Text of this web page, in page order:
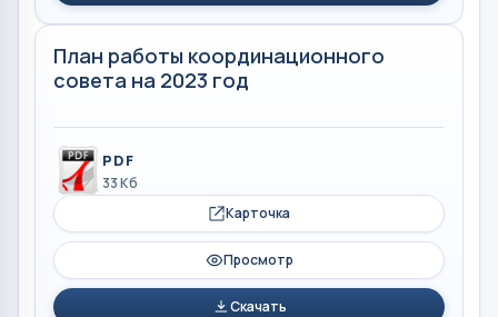
План работы координационного
совета на 2023 год
PDF
33 Кб
Карточка
Просмотр
Скачать